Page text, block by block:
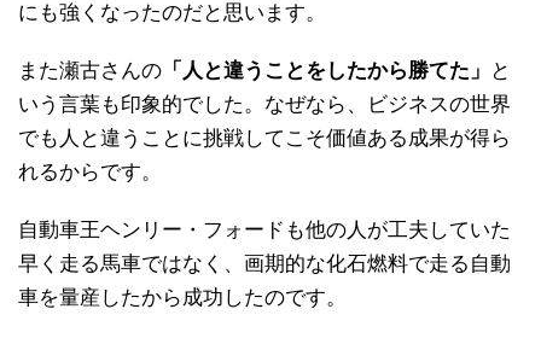
にも強くなったのだと思います。
また瀬古さんの 「人と違うことをしたから勝てた」
と
いう言葉も印象的でした。なぜなら、ビジネスの世界
でも人と違うことに挑戦してこそ価値ある成果が得ら
れるからです。
自動車王ヘンリー・フォードも他の人が工夫していた
早く走る馬車ではなく、画期的な化石燃料で走る自動
車を量産したから成功したのです。